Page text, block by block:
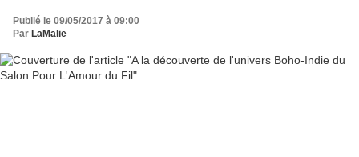
Publié le 09/05/2017 à 09:00
Par LaMalie